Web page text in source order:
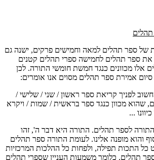
של ספר תהלים למאה וחמישים פרקים, ישנה גם
ספר תהלים לחמישה ספרי תהלים קטנים
אלו מכוונים כנגד חמשת חומשי התורה. לכן
אמירת ספר תהלים מסוים אנו אומרים:
חשוב לפניך קריאת ספר ראשון / שני / שלישי /
שהוא מכוון כנגד ספר בראשית / שמות / ויקרא
...
לספר תהלים. התורה היא דבר ה', זהו
והוא מופנה אלינו. לעומת התורה ספר תהלים
כל התכות תפילה, ולפחות כל ההלכות המרכזיות
תהלים. כלומר משמעות העניין שספרי תהלים